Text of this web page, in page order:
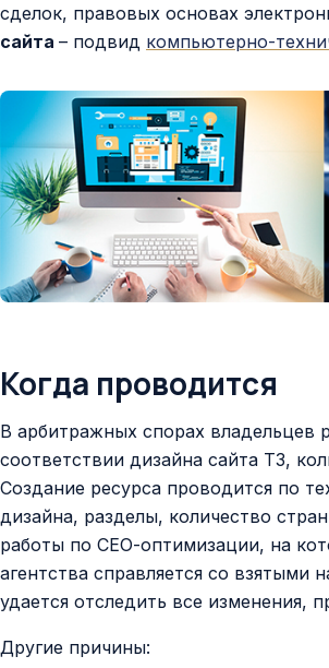
сделок, правовых основах
сайта – подвид компьютерно-
Когда проводится
В арбитражных спорах владельцев
соответствии дизайна сайта ТЗ,
Создание ресурса проводится по
дизайна, разделы, количество
работы по СЕО-оптимизации, на
агентства справляется со взятыми
удается отследить все изменения,
Другие причины: